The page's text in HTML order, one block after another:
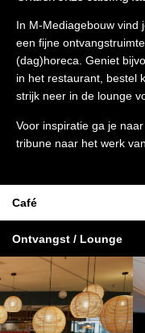
In M-Mediagebouw vind
een fijne
(dag)horeca. Geniet
in het restaurant, bestel
strijk neer in de lounge
Voor inspiratie ga je
tribune naar het werk
Café
Ontvangst / Lounge